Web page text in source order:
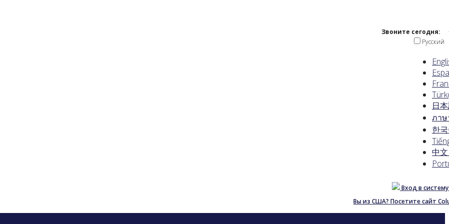
Звоните сегодня:
Русский
日
ภาษ
한
中
Вход в
Вы из США? Посетите сайт